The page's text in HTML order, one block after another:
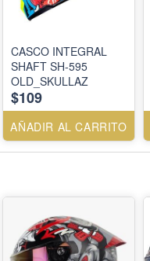
CASCO INTEGRAL
SHAFT SH-595
OLD_SKULLAZ
$109
AÑADIR AL CARRITO